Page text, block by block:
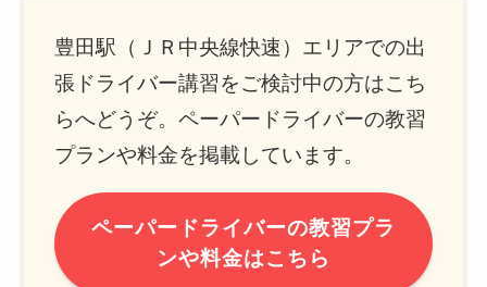
豊田駅（ＪＲ中央線快速）エリアでの出
張ドライバー講習をご検討中の方はこち
らへどうぞ。ペーパードライバーの教習
プランや料金を掲載しています。
ペーパードライバーの教習プラ
ンや料金はこちら